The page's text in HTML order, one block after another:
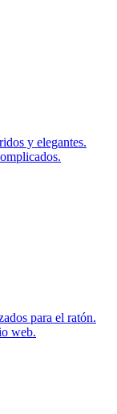
y elegantes.
para el ratón.
web.